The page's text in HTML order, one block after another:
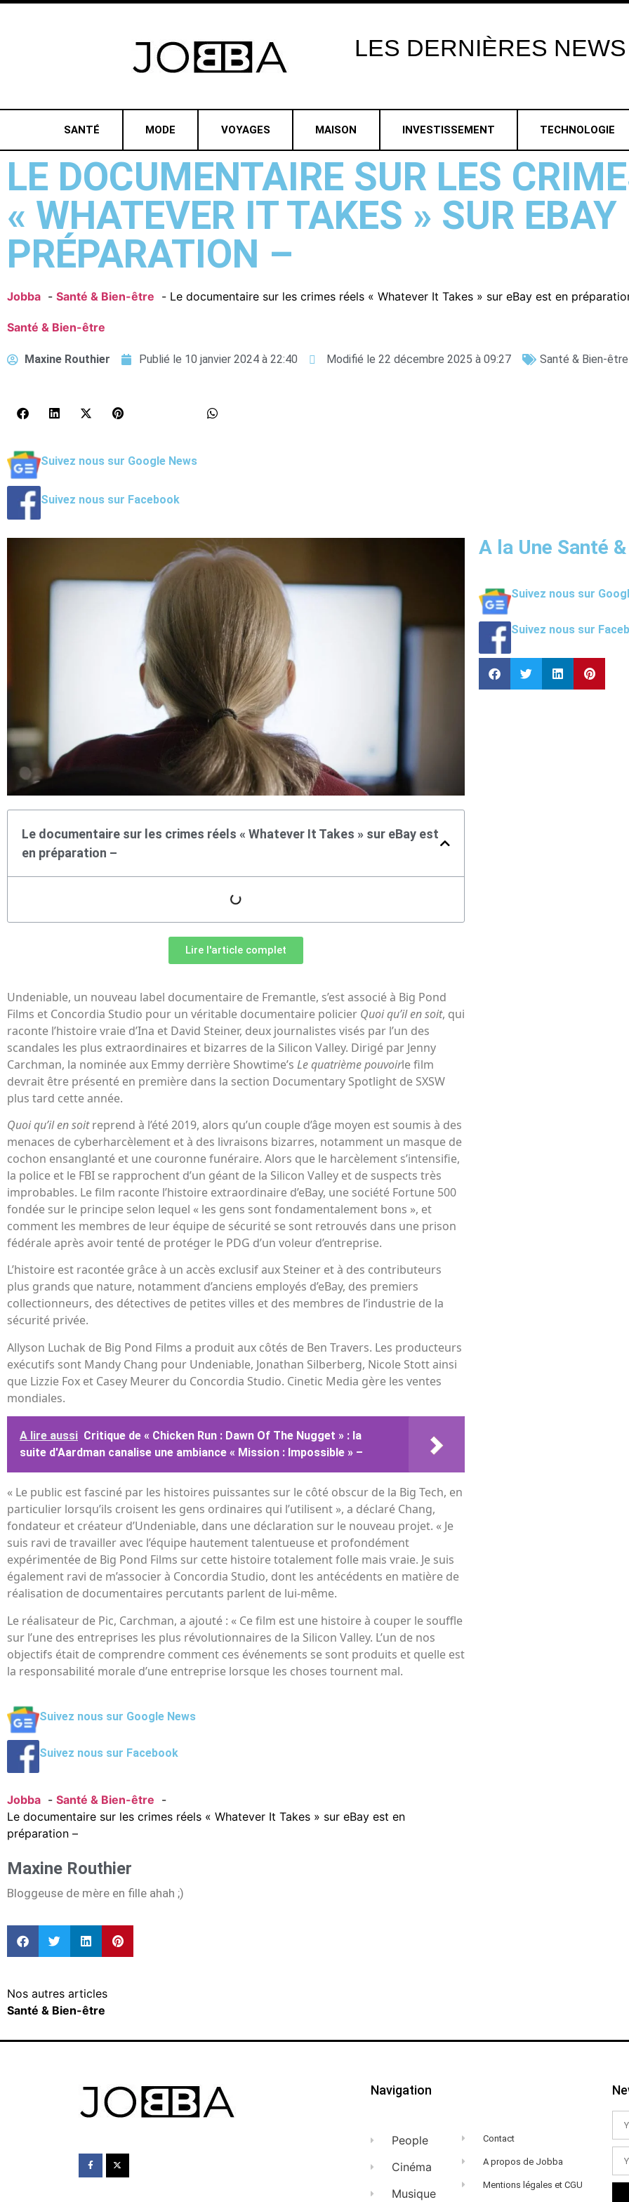
LES DERNIÈRES NEWS
SANTÉ MODE VOYAGES MAISON INVESTISSEMENT TECHNOLOGIE
LE DOCUMENTAIRE SUR LES
« WHATEVER IT TAKES » SUR EBAY
PRÉPARATION –
Jobba Santé & Bien-être Le documentaire sur les crimes réels « Whatever It Takes » sur eBay est en
Santé & Bien-être
Maxine Routhier Publié le 10 janvier 2024 à 22:40 Modifié le 22 décembre 2025 à 09:27 Santé & Bien-être
Suivez nous sur Google News
Suivez nous sur Facebook
Le documentaire sur les crimes réels « Whatever It Takes » sur eBay est
en préparation –
Lire l'article complet
Undeniable, un nouveau label documentaire de Fremantle, s’est associé à Big Pond
Films et Concordia Studio pour un véritable documentaire policier Quoi qu’il en soit, qui
raconte l’histoire vraie d’Ina et David Steiner, deux journalistes visés par l’un des
scandales les plus extraordinaires et bizarres de la Silicon Valley. Dirigé par Jenny
Carchman, la nominée aux Emmy derrière Showtime’s Le quatrième pouvoirle film
devrait être présenté en première dans la section Documentary Spotlight de SXSW
plus tard cette année.
Quoi qu’il en soitreprend à l’été 2019, alors qu’un couple d’âge moyen est soumis à des
menaces de cyberharcèlement et à des livraisons bizarres, notamment un masque de
cochon ensanglanté et une couronne funéraire. Alors que le harcèlement s’intensifie,
la police et le FBI se rapprochent d’un géant de la Silicon Valley et de suspects très
improbables. Le film raconte l’histoire extraordinaire d’eBay, une société Fortune 500
fondée sur le principe selon lequel « les gens sont fondamentalement bons », et
comment les membres de leur équipe de sécurité se sont retrouvés dans une prison
fédérale après avoir tenté de protéger le PDG d’un voleur d’entreprise.
L’histoire est racontée grâce à un accès exclusif aux Steiner et à des contributeurs
plus grands que nature, notamment d’anciens employés d’eBay, des premiers
collectionneurs, des détectives de petites villes et des membres de l’industrie de la
sécurité privée.
Allyson Luchak de Big Pond Films a produit aux côtés de Ben Travers. Les producteurs
exécutifs sont Mandy Chang pour Undeniable, Jonathan Silberberg, Nicole Stott ainsi
que Lizzie Fox et Casey Meurer du Concordia Studio. Cinetic Media gère les ventes
mondiales.
A lire aussi Critique de « Chicken Run : Dawn Of The Nugget » : la
suite d'Aardman canalise une ambiance « Mission : Impossible » –
« Le public est fasciné par les histoires puissantes sur le côté obscur de la Big Tech, en
particulier lorsqu’ils croisent les gens ordinaires qui l’utilisent », a déclaré Chang,
fondateur et créateur d’Undeniable, dans une déclaration sur le nouveau projet. « Je
suis ravi de travailler avec l’équipe hautement talentueuse et profondément
expérimentée de Big Pond Films sur cette histoire totalement folle mais vraie. Je suis
également ravi de m’associer à Concordia Studio, dont les antécédents en matière de
réalisation de documentaires percutants parlent de lui-même.
Le réalisateur de Pic, Carchman, a ajouté : « Ce film est une histoire à couper le souffle
sur l’une des entreprises les plus révolutionnaires de la Silicon Valley. L’un de nos
objectifs était de comprendre comment ces événements se sont produits et quelle est
la responsabilité morale d’une entreprise lorsque les choses tournent mal.
Suivez nous sur Google News
Suivez nous sur Facebook
Jobba
Santé & Bien-être
Le documentaire sur les crimes réels « Whatever It Takes » sur eBay est en
préparation –
Maxine Routhier
Bloggeuse de mère en fille ahah ;)
A la Une Santé
Suivez nous sur
Suivez nous sur
Nos autres articles
Santé & Bien-être
Navigation
People
Cinéma
Musique
Contact
A propos de Jobba
Mentions légales et CGU